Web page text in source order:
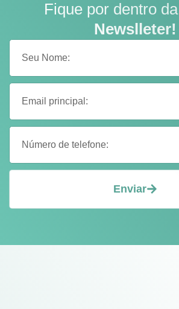
Fique por dentro da
Newslleter!
Enviar